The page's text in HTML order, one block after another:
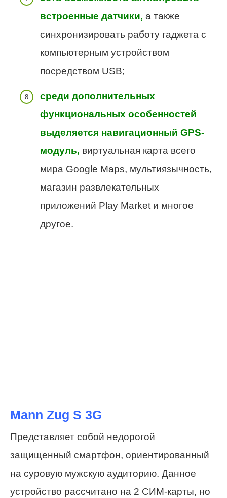
встроенные датчики, а также
синхронизировать работу гаджета с
компьютерным устройством
посредством USB;
среди дополнительных
функциональных особенностей
выделяется навигационный GPS-
модуль, виртуальная карта всего
мира Google Maps, мультиязычность,
магазин развлекательных
приложений Play Market и многое
другое.
Mann Zug S 3G
Представляет собой недорогой
защищенный смартфон, ориентированный
на суровую мужскую аудиторию. Данное
устройство рассчитано на 2 СИМ-карты, но